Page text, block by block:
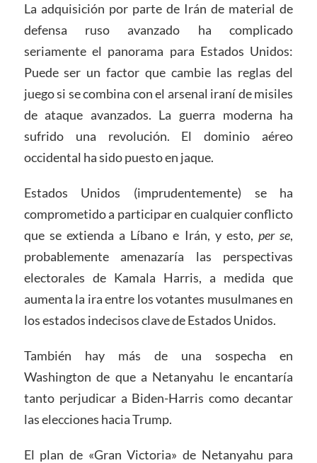
La adquisición por parte de Irán de material de
defensa ruso avanzado ha complicado
seriamente el panorama para Estados Unidos:
Puede ser un factor que cambie las reglas del
juego si se combina con el arsenal iraní de misiles
de ataque avanzados. La guerra moderna ha
sufrido una revolución. El dominio aéreo
occidental ha sido puesto en jaque.
Estados Unidos (imprudentemente) se ha
comprometido a participar en cualquier conflicto
que se extienda a Líbano e Irán, y esto,per se,
probablemente amenazaría las perspectivas
electorales de Kamala Harris, a medida que
aumenta la ira entre los votantes musulmanes en
los estados indecisos clave de Estados Unidos.
También hay más de una sospecha en
Washington de que a Netanyahu le encantaría
tanto perjudicar a Biden-Harris como decantar
las elecciones hacia Trump.
El plan de «Gran Victoria» de Netanyahu para